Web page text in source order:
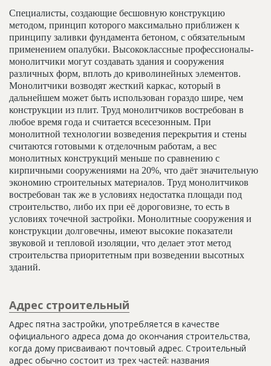
Специалисты, создающие бесшовную конструкцию
методом, принцип которого максимально приближен к
принципу заливки фундамента бетоном, с обязательным
применением опалубки. Высококлассные профессионалы-
монолитчики могут создавать здания и сооружения
различных форм, вплоть до криволинейных элементов.
Монолитчики возводят жесткий каркас, который в
дальнейшем может быть использован гораздо шире, чем
конструкции из плит. Труд монолитчиков востребован в
любое время года и считается всесезонным. При
монолитной технологии возведения перекрытия и стены
считаются готовыми к отделочным работам, а вес
монолитных конструкций меньше по сравнению с
кирпичными сооружениями на 20%, что даёт значительную
экономию строительных материалов. Труд монолитчиков
востребован так же в условиях недостатка площади под
строительство, либо их при её дороговизне, то есть в
условиях точечной застройки. Монолитные сооружения и
конструкции долговечны, имеют высокие показатели
звуковой и тепловой изоляции, что делает этот метод
строительства приоритетным при возведении высотных
зданий.
Адрес строительный
Адрес пятна застройки, употребляется в качестве
официального адреса дома до окончания строительства,
когда дому присваивают почтовый адрес. Строительный
адрес обычно состоит из трех частей: названия